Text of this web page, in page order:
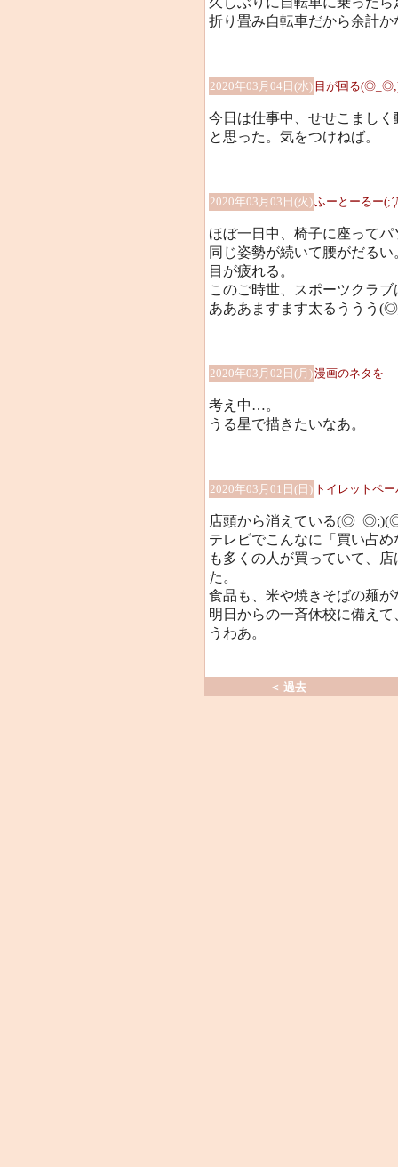
折り畳み自転車だから余計
2020年03月04日(水) 目が回る
今日は仕事中、せせこまし
と思った。気をつけねば。
2020年03月03日(火)ふーとーるー
ほぼ一日中、椅子に座って
同じ姿勢が続いて腰がだるい
目が疲れる。
このご時世、スポーツクラ
あああますます太るううう
2020年03月02日(月)漫画のネタを
考え中…。
うる星で描きたいなあ。
2020年03月01日(日) トイレットペ
店頭から消えている
テレビでこんなに「買い占
も多くの人が買っていて、
た。
食品も、米や焼きそばの麺
明日からの一斉休校に備え
うわあ。
＜ 過去